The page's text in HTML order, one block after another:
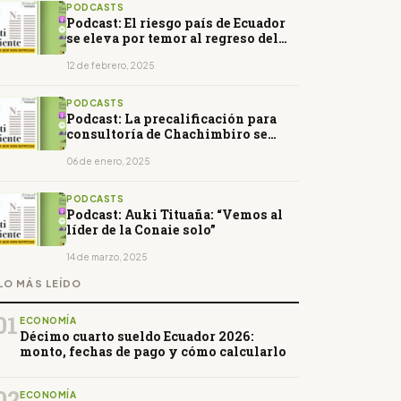
PODCASTS
Podcast: El riesgo país de Ecuador
se eleva por temor al regreso del
12 de febrero, 2025
PODCASTS
Podcast: La precalificación para
consultoría de Chachimbiro se
06 de enero, 2025
PODCASTS
Podcast: Auki Tituaña: “Vemos al
líder de la Conaie solo”
14 de marzo, 2025
MÁS LEÍDO
ECONOMÍA
Décimo cuarto sueldo Ecuador 2026:
monto, fechas de pago y cómo calcularlo
ECONOMÍA